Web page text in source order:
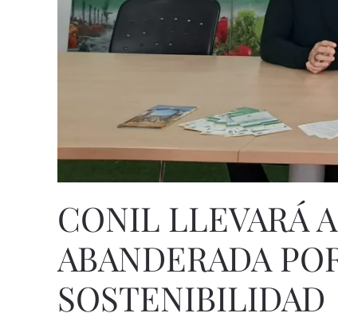
CONIL LLEVARÁ
ABANDERADA
SOSTENIBILIDAD